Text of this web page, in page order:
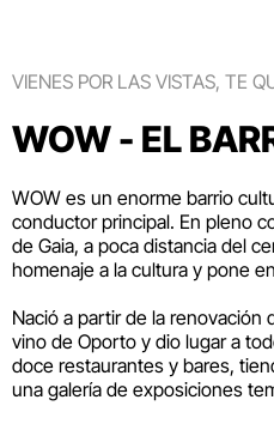
VIENES POR LAS VISTAS, TE
WOW - EL
WOW es un enorme barrio
conductor principal. En pleno
de Gaia, a poca distancia del
homenaje a la cultura y pone
Nació a partir de la renovación
vino de Oporto y dio lugar a
doce restaurantes y bares,
una galería de exposiciones